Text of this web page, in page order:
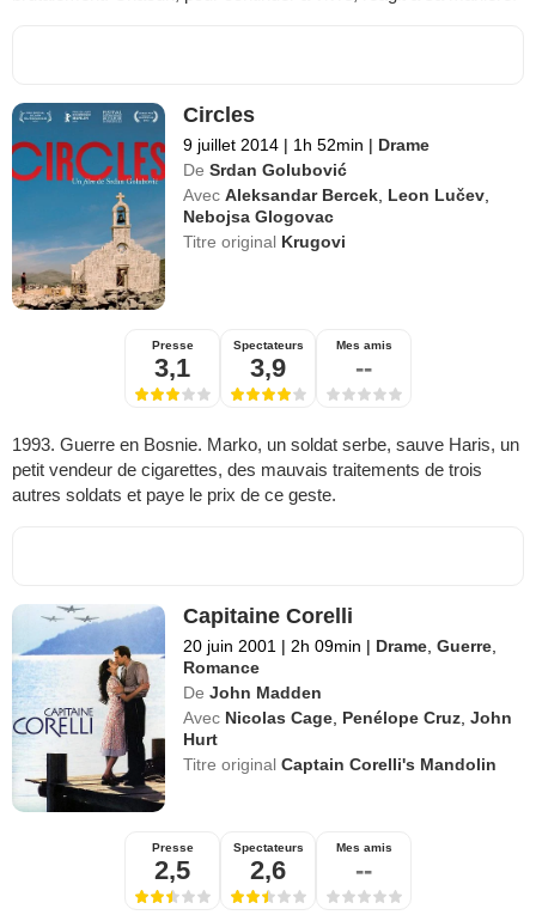
Circles
9 juillet 2014 | 1h 52min | Drame
De Srdan Golubović
Avec Aleksandar Bercek Leon Lučev
Nebojsa Glogovac
Titre original Krugovi
Presse
3,1
Spectateurs
3,9
Mes amis
--
1993. Guerre en Bosnie. Marko, un soldat serbe, sauve Haris, un
petit vendeur de cigarettes, des mauvais traitements de trois
autres soldats et paye le prix de ce geste.
Capitaine Corelli
20 juin 2001 | 2h 09min | Drame,Guerre,
Romance
De John Madden
Avec Nicolas Cage, Penélope Cruz,John
Hurt
Titre originalCaptain Corelli's Mandolin
Presse
2,5
Spectateurs
2,6
Mes amis
--